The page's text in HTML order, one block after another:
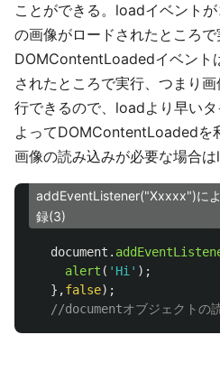
ことができる。loadイベント
の画像がロードされたところで
DOMContentLoadedイベント
されたところで実行、つまり
行できるので、loadより早いタ
よってDOMContentLoadedを
画像の読み込みが必要な場合は
addEventListener("Xxxxx")に
録(3)
document .
alert ( ' Hi ' );
},false);
//documentオブジェクトの